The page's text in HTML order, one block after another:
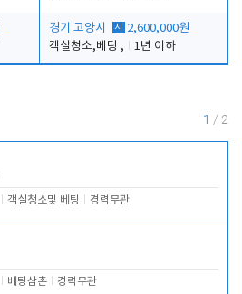
경기 고양시 시
2,600,000원
객실청소,베팅 ,
1년 이하
1 / 2
객실청소및 베팅 경력무관
베팅삼촌 경력무관